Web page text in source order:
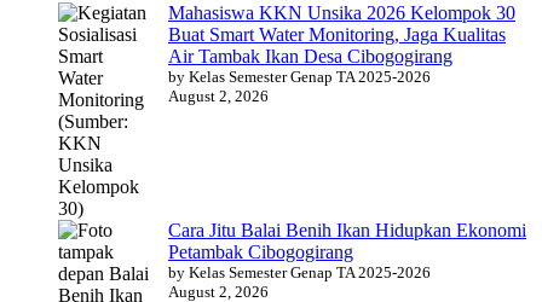
Mahasiswa KKN Unsika 2026 Kelompok 30
Buat Smart Water Monitoring, Jaga Kualitas
Air Tambak Ikan Desa Cibogogirang
by Kelas Semester Genap TA 2025-2026
August 2, 2026
Cara Jitu Balai Benih Ikan Hidupkan Ekonomi
Petambak Cibogogirang
by Kelas Semester Genap TA 2025-2026
August 2, 2026